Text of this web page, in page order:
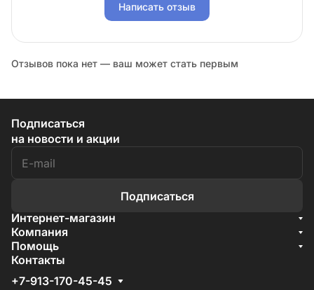
Написать отзыв
Отзывов пока нет — ваш может стать первым
Подписаться
на новости и акции
Подписаться
Интернет-магазин
Акции
Бренды
Компания
О компании
Документы
Условия поставки
Помощь
Условия доставки
Способы оплаты
Контакты
+7-913-170-45-45